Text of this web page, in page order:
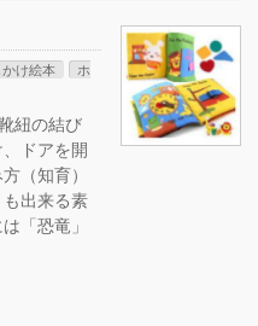
かけ絵本
ホ
紐の結び
ドアを開
（知育）
出来る素
「恐竜」